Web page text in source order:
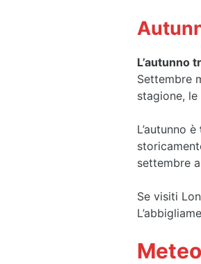
L’autunno
Settembre
stagione,
L’autunno è
settembre
Se visiti